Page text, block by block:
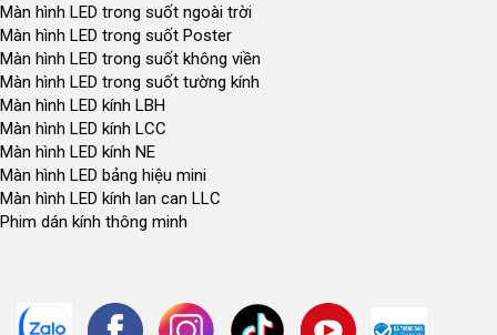
Màn hình LED trong suốt ngoài trời
Màn hình LED trong suốt Poster
Màn hình LED trong suốt không viền
Màn hình LED trong suốt tường kính
Màn hình LED kính LBH
Màn hình LED kính LCC
Màn hình LED kính NE
Màn hình LED bảng hiệu mini
Màn hình LED kính lan can LLC
Phim dán kính thông minh